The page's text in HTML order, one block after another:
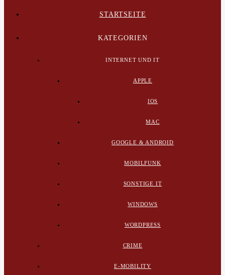
STARTSEITE
KATEGORIEN
INTERNET UND IT
APPLE
IOS
MAC
GOOGLE & ANDROID
MOBILFUNK
SONSTIGE IT
WINDOWS
WORDPRESS
CRIME
E-MOBILITY